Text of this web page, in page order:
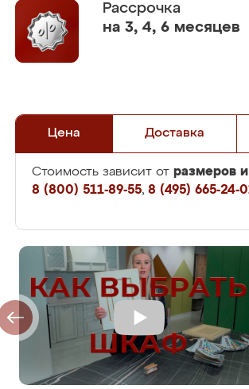
Рассрочка
на 3, 4, 6 месяцев
Цена Доставка
Стоимость зависит от размеров
8 (800) 511-89-55, 8 (495) 665-24-